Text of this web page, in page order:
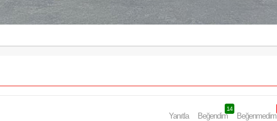
Yanıtla Beğendim
14
Beğenmedim